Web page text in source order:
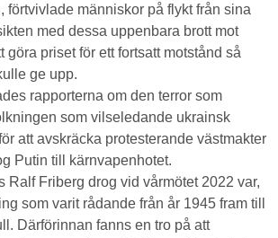
förtvivlade människor på flykt från sina
med dessa uppenbara brott mot
göra priset för ett fortsatt motstånd så
ge upp.
rapporterna om den terror som
som vilseledande ukrainsk
att avskräcka protesterande västmakter
Putin till kärnvapenhotet.
Ralf Friberg drog vid vårmötet 2022 var,
som varit rådande från år 1945 fram till
Därförinnan fanns en tro på att